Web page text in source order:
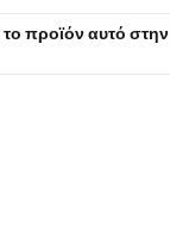
προϊόν αυτό στην